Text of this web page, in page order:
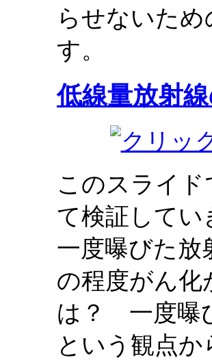
らせないた
す。
低線量放射
このスライ
て検証してい
一度曝びた
の程度がん
は？ 一度曝
という観点